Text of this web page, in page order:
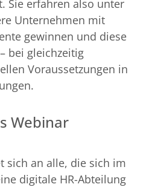
Sie erfahren also unter
Unternehmen mit
gewinnen und diese
bei gleichzeitig
Voraussetzungen in
Webinar
sich an alle, die sich im
digitale HR-Abteilung